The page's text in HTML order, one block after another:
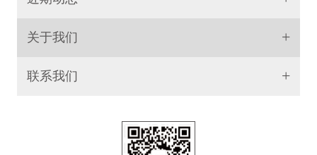
关于我们 +
联系我们 +